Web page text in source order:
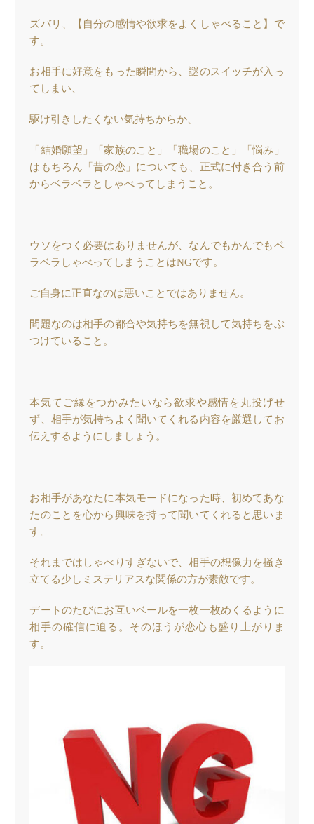
ズバリ、【自分の感情や欲求をよくしゃべること】で
す。
お相手に好意をもった瞬間から、謎のスイッチが入っ
てしまい、
駆け引きしたくない気持ちからか、
「結婚願望」「家族のこと」「職場のこと」「悩み」
はもちろん「昔の恋」についても、正式に付き合う前
からベラベラとしゃべってしまうこと。
ウソをつく必要はありませんが、なんでもかんでもベ
ラベラしゃべってしまうことはNGです。
ご自身に正直なのは悪いことではありません。
問題なのは相手の都合や気持ちを無視して気持ちをぶ
つけていること。
本気てご縁をつかみたいなら欲求や感情を丸投げせ
ず、相手が気持ちよく聞いてくれる内容を厳選してお
伝えするようにしましょう。
お相手があなたに本気モードになった時、初めてあな
たのことを心から興味を持って聞いてくれると思いま
す。
それまではしゃべりすぎないで、相手の想像力を掻き
立てる少しミステリアスな関係の方が素敵です。
デートのたびにお互いベールを一枚一枚めくるように
相手の確信に迫る。そのほうが恋心も盛り上がりま
す。